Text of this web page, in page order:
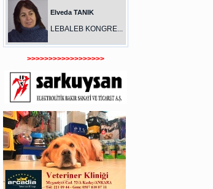
Elveda TANIK
LEBALEB KONGRE...
>>>>>>>>>>>>>>>>>>